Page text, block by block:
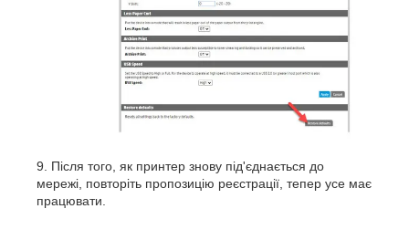
Після того, як принтер знову під'єднається до
мережі, повторіть пропозицію реєстрації, тепер усе має
працювати.